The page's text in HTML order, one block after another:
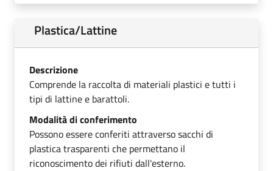
Plastica/Lattine
Descrizione
Comprende la raccolta di materiali plastici e tutti i
tipi di lattine e barattoli.
Modalità di conferimento
Possono essere conferiti attraverso sacchi di
plastica trasparenti che permettano il
riconoscimento dei rifiuti dall'esterno.